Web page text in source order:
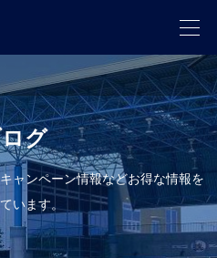
グ
ャンペーン情報などお得な情報を
います。